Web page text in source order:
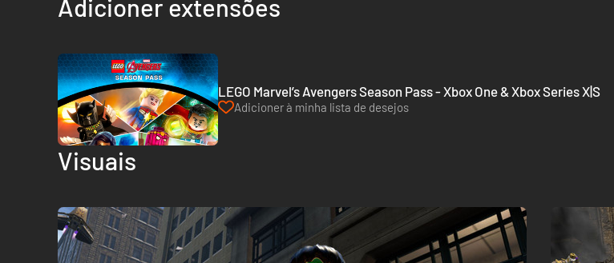
Adicioner extensões
LEGO Marvel’s Avengers Season Pass - Xbox One & Xbox Series X|S
Adicioner à minha lista de desejos
Visuais